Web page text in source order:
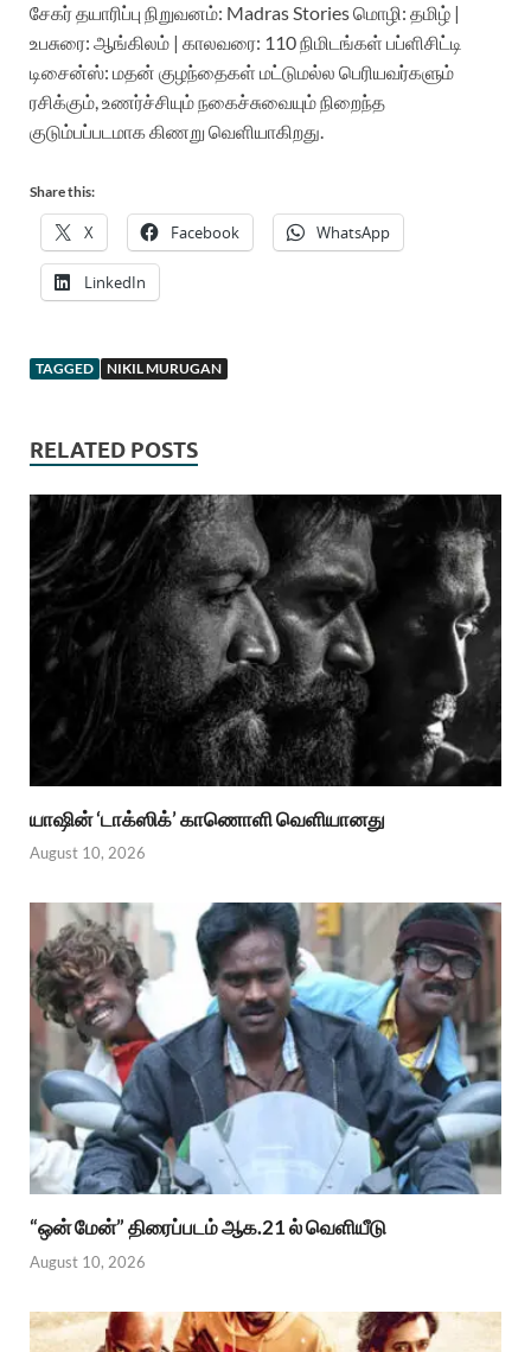
சேகர்தயாரிப்பு நிறுவனம்: Madras Stories மொழி: தமிழ் |
உபசுரை: ஆங்கிலம் | காலவரை: 110 நிமிடங்கள் பப்ளிசிட்டி
டிசைன்ஸ்: மதன் குழந்தைகள் மட்டுமல்ல பெரியவர்களும்
ரசிக்கும், உணர்ச்சியும் நகைச்சுவையும் நிறைந்த
குடும்பப்படமாக கிணறு வெளியாகிறது.
Share this:
X Facebook WhatsApp
LinkedIn
TAGGED NIKIL MURUGAN
RELATED POSTS
யாஷின் ‘டாக்ஸிக்’ காணொளி வெளியானது
August 10, 2026
“ஒன் மேன்” திரைப்படம் ஆக.21 ல் வெளியீடு
August 10, 2026